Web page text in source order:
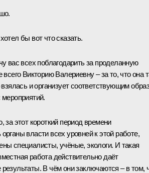
бы вот что сказать.
вас всех поблагодарить за проделанную
всего Викторию Валериевну – за то, что она
взялась и организует соответствующим
за этот короткий период времени
власти всех уровней к этой работе,
специалисты, учёные, экологи. И такая
работа действительно даёт
В чём они заключаются – в том,